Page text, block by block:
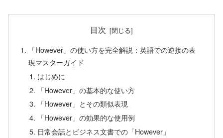
目次
「However」の使い方を完全解説：英語での逆接の表
現マスターガイド
はじめに
「However」の基本的な使い方
「However」とその類似表現
「However」の効果的な使用例
日常会話とビジネス文書での「However」